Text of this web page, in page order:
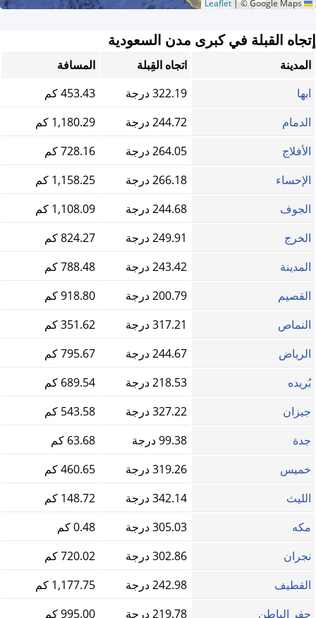
|© Google Maps
إتجاه القبلة في كبرى مدن السعودية
المدينة اتجاه القِبلة
المسافة
ابها
322.19 درجة
453.43 كم
الدمام
244.72 درجة
1,180.29 كم
الأفلاج
264.05 درجة
728.16 كم
الإحساء
266.18 درجة
1,158.25 كم
الجوف
244.68 درجة
1,108.09 كم
الخرج
249.91 درجة
824.27 كم
المدينة
243.42 درجة
788.48 كم
القصيم
200.79 درجة
918.80 كم
النماص
317.21 درجة
351.62 كم
الرياض
244.67 درجة
795.67 كم
بُريده
218.53 درجة
689.54 كم
جيزان
327.22 درجة
543.58 كم
جدة
99.38 درجة
63.68 كم
خميس
319.26 درجة
460.65 كم
الليث
342.14 درجة
148.72 كم
مكه
305.03 درجة
0.48 كم
نجران
302.86 درجة
720.02 كم
القطيف
242.98 درجة
1,177.75 كم
حفر الباطن
219.78 درجة
995.00 كم